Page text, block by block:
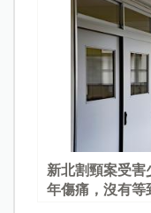
新北割頸案受害
年傷痛，沒有等